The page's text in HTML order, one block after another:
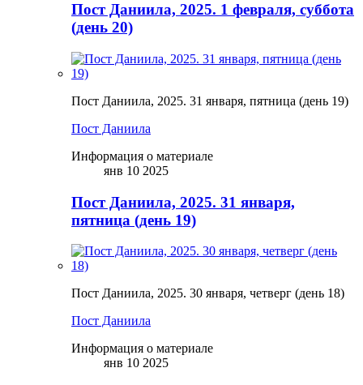
Пост Даниила, 2025. 1 февраля, суббота
(день 20)
Пост Даниила, 2025. 31 января, пятница (день 19)
Пост Даниила
Информация о материале
янв 10 2025
Пост Даниила, 2025. 31 января,
пятница (день 19)
Пост Даниила, 2025. 30 января, четверг (день 18)
Пост Даниила
Информация о материале
янв 10 2025